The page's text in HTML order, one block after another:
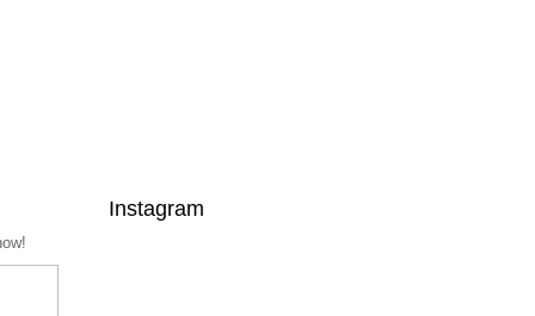
Instagram